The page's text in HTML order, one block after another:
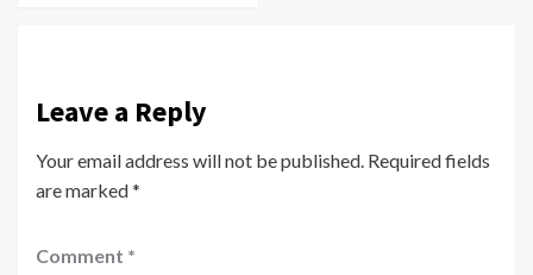
Leave a Reply
Your email address will not be published. Required fields
are marked*
Comment *